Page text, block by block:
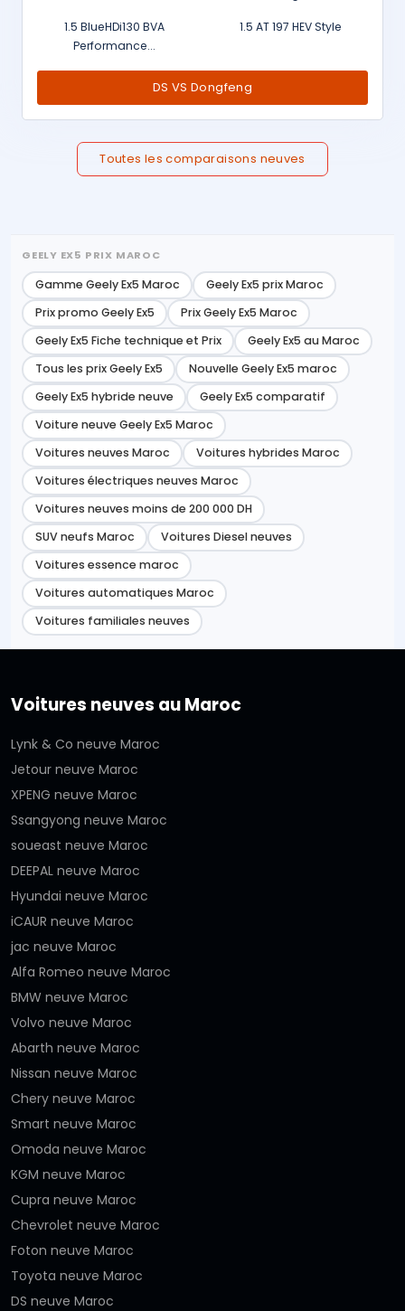
1.5 BlueHDi130 BVA
Performance...
1.5 AT 197 HEV Style
DS VS Dongfeng
Toutes les comparaisons neuves
GEELY EX5 PRIX MAROC
Gamme Geely Ex5 Maroc
Geely Ex5 prix Maroc
Prix promo Geely Ex5
Prix Geely Ex5 Maroc
Geely Ex5 Fiche technique et Prix
Geely Ex5 au Maroc
Tous les prix Geely Ex5
Nouvelle Geely Ex5 maroc
Geely Ex5 hybride neuve
Geely Ex5 comparatif
Voiture neuve Geely Ex5 Maroc
Voitures neuves Maroc
Voitures hybrides Maroc
Voitures électriques neuves Maroc
Voitures neuves moins de 200 000 DH
SUV neufs Maroc
Voitures Diesel neuves
Voitures essence maroc
Voitures automatiques Maroc
Voitures familiales neuves
Voitures neuves au Maroc
Lynk & Co neuve Maroc
Jetour neuve Maroc
XPENG neuve Maroc
Ssangyong neuve Maroc
soueast neuve Maroc
DEEPAL neuve Maroc
Hyundai neuve Maroc
iCAUR neuve Maroc
jac neuve Maroc
Alfa Romeo neuve Maroc
BMW neuve Maroc
Volvo neuve Maroc
Abarth neuve Maroc
Nissan neuve Maroc
Chery neuve Maroc
Smart neuve Maroc
Omoda neuve Maroc
KGM neuve Maroc
Cupra neuve Maroc
Chevrolet neuve Maroc
Foton neuve Maroc
Toyota neuve Maroc
DS neuve Maroc